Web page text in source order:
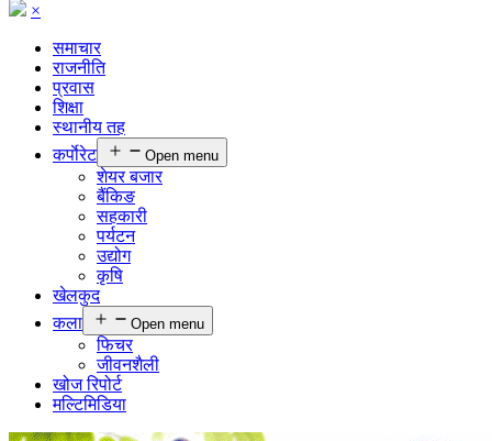
×
समाचार
राजनीति
प्रवास
शिक्षा
स्थानीय तह
कर्पाेरेट
Open menu
शेयर बजार
बैंकिङ
सहकारी
पर्यटन
उद्योग
कृषि
खेलकुद
कला
Open menu
फिचर
जीवनशैली
खोज रिपोर्ट
मल्टिमिडिया